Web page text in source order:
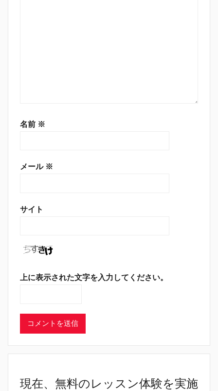
名前 ※
メール ※
サイト
上に表示された文字を入力してください。
現在、無料のレッスン体験を実施